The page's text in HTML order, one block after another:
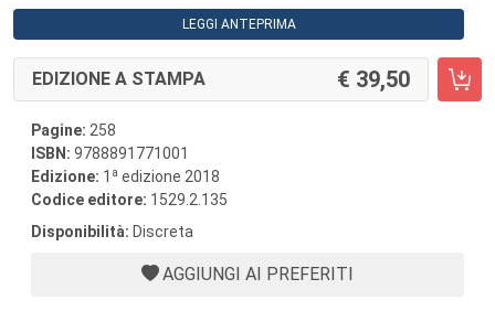
LEGGI ANTEPRIMA
EDIZIONE A STAMPA 39,50
Pagine: 258
ISBN: 9788891771001
Edizione: 1 a edizione 2018
Codice editore: 1529.2.135
Disponibilità: Discreta
AGGIUNGI AI PREFERITI